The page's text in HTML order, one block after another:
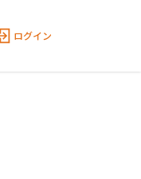
ログイン